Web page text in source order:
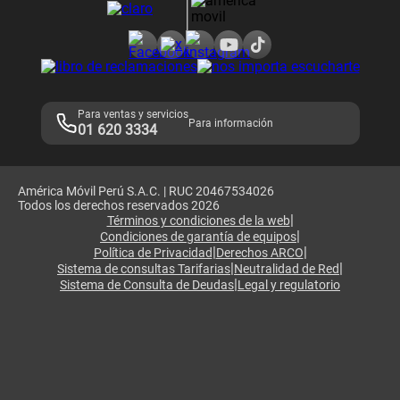
Adquirientes iPhone 6, 6S y SE
Mensaje de Seguridad
Términos y Condiciones de Tienda Claro
Libro de Reclamaciones
Para ventas y servicios
01 620 3334 Para información
América Móvil Perú S.A.C. | RUC 20467534026
Todos los derechos reservados 2026
Términos y condiciones de la web|
Condiciones de garantía de equipos|
Política de Privacidad|Derechos ARCO|
Sistema de consultas Tarifarias|Neutralidad de Red|
Sistema de Consulta de Deudas|Legal y regulatorio